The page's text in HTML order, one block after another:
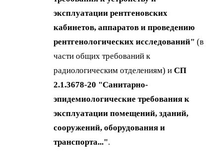
эксплуатации рентгеновских
кабинетов, аппаратов и проведению
рентгенологических исследований" (в
части общих требований к
радиологическим отделениям) и СП
2.1.3678-20 "Санитарно-
эпидемиологические требования к
эксплуатации помещений, зданий,
сооружений, оборудования и
транспорта...".